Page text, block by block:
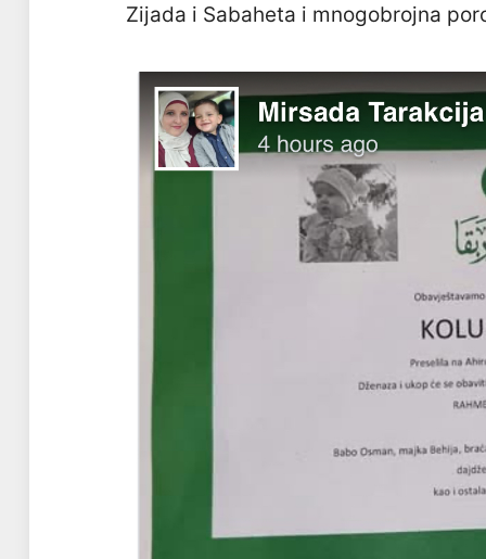
Zijada i Sabaheta i mnogobrojna